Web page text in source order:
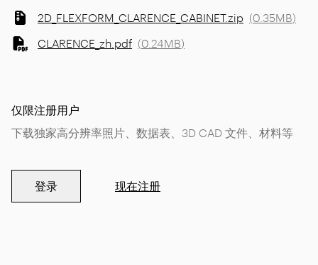
2D_FLEXFORM_CLARENCE_CABINET.zip (0.35MB)
CLARENCE_zh.pdf (0.24MB)
仅限注册用户
下载独家高分辨率照片、数据表、3D CAD 文件、材料等
登录 现在注册